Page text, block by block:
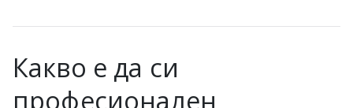
Какво е да си
професионален